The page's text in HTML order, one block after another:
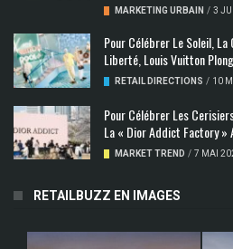
MARKETING URBAIN / 3
Pour Célébrer Le Soleil, La
Liberté, Louis Vuitton
RETAIL DIRECTIONS / 10
Pour Célébrer Les
La « Dior Addict Factory »
MARKET TREND / 7 MAI
RETAILBUZZ EN IMAGES